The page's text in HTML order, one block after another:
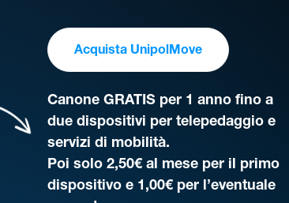
Acquista UnipolMove
Canone GRATIS per 1 anno fino a
due dispositivi per telepedaggio e
servizi di mobilità.
Poi solo 2,50€ al mese per il primo
dispositivo e 1,00€ per l’eventuale